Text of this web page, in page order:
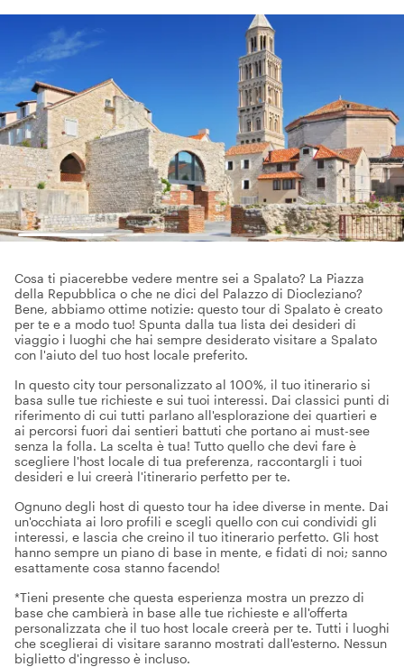
Cosa ti piacerebbe vedere mentre sei a Spalato? La Piazza
della Repubblica o che ne dici del Palazzo di Diocleziano?
Bene, abbiamo ottime notizie: questo tour di Spalato è creato
per te e a modo tuo! Spunta dalla tua lista dei desideri di
viaggio i luoghi che hai sempre desiderato visitare a Spalato
con l'aiuto del tuo host locale preferito.
In questo city tour personalizzato al 100%, il tuo itinerario si
basa sulle tue richieste e sui tuoi interessi. Dai classici punti di
riferimento di cui tutti parlano all'esplorazione dei quartieri e
ai percorsi fuori dai sentieri battuti che portano ai must-see
senza la folla. La scelta è tua! Tutto quello che devi fare è
scegliere l'host locale di tua preferenza, raccontargli i tuoi
desideri e lui creerà l'itinerario perfetto per te.
Ognuno degli host di questo tour ha idee diverse in mente. Dai
un'occhiata ai loro profili e scegli quello con cui condividi gli
interessi, e lascia che creino il tuo itinerario perfetto. Gli host
hanno sempre un piano di base in mente, e fidati di noi; sanno
esattamente cosa stanno facendo!
*Tieni presente che questa esperienza mostra un prezzo di
base che cambierà in base alle tue richieste e all'offerta
personalizzata che il tuo host locale creerà per te. Tutti i luoghi
che sceglierai di visitare saranno mostrati dall'esterno. Nessun
biglietto d'ingresso è incluso.